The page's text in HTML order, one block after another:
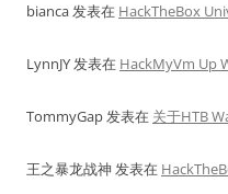
bianca发表在 HackTheBox
LynnJY发表在 HackMyVm Up
TommyGap发表在 关于HTB
王之暴龙战神 发表在